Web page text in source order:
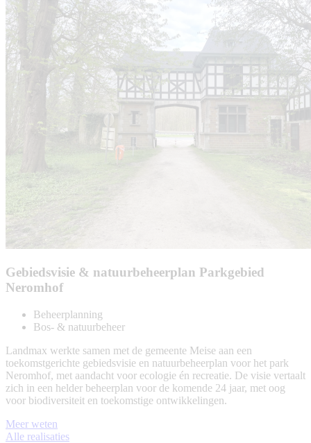
Gebiedsvisie & natuurbeheerplan Parkgebied
Neromhof
Beheerplanning
Bos- & natuurbeheer
Landmax werkte samen met de gemeente Meise aan een
toekomstgerichte gebiedsvisie en natuurbeheerplan voor het park
Neromhof, met aandacht voor ecologie én recreatie. De visie vertaalt
zich in een helder beheerplan voor de komende 24 jaar, met oog
voor biodiversiteit en toekomstige ontwikkelingen.
Meer weten
Alle realisaties